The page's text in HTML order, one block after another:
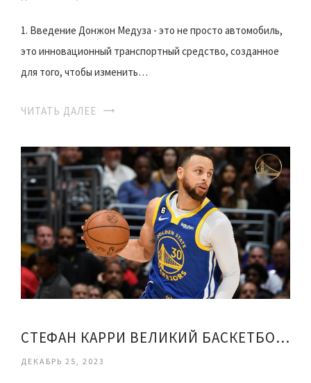
1. Введение Донжон Медуза - это не просто автомобиль,
это инновационный транспортный средство, созданное
для того, чтобы изменить…
ЧИТАТЬ ДАЛЕЕ
СТЕФАН КАРРИ ВЕЛИКИЙ БАСКЕТБОЛИСТ
ДЕКАБРЬ 25, 2023